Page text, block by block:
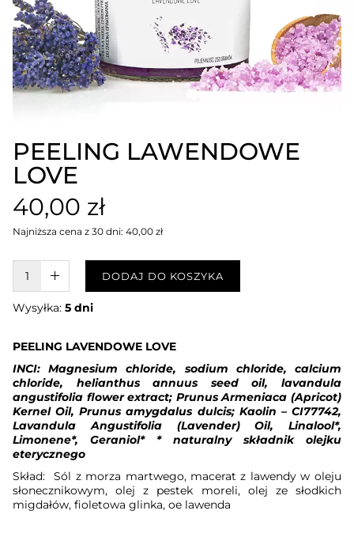
PEELING LAWENDOWE
LOVE
40,00 zł
Najniższa cena z 30 dni: 40,00 zł
W KOSZYKU :)DODAJ DO KOSZYKA
Wysyłka:5 dni
PEELING LAVENDOWE LOVE
INCI: Magnesium chloride, sodium chloride, calcium
chloride,
helianthus annuus seed oil, lavandula
angustifolia flower extract; Prunus Armeniaca (Apricot)
Kernel Oil, Prunus amygdalus dulcis; Kaolin – CI77742,
Lavandula Angustifolia (Lavender) Oil, Linalool*,
Limonene*, Geraniol* * naturalny składnik olejku
eterycznego
Skład:
Sól z morza martwego, macerat z lawendy w oleju
słonecznikowym, olej z pestek moreli, olej ze słodkich
migdałów, fioletowa glinka, oe lawenda